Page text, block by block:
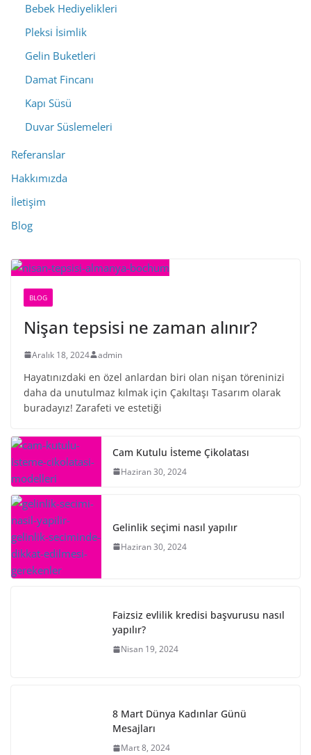
Bebek Hediyelikleri
Pleksi İsimlik
Gelin Buketleri
Damat Fincanı
Kapı Süsü
Duvar Süslemeleri
Referanslar
Hakkımızda
İletişim
Blog
BLOG
Nişan tepsisi ne zaman alınır?
Aralık 18, 2024 admin
Hayatınızdaki en özel anlardan biri olan nişan töreninizi
daha da unutulmaz kılmak için Çakıltaşı Tasarım olarak
buradayız! Zarafeti ve estetiği
Cam Kutulu İsteme Çikolatası
Haziran 30, 2024
Gelinlik seçimi nasıl yapılır
Haziran 30, 2024
Faizsiz evlilik kredisi başvurusu nasıl
yapılır?
Nisan 19, 2024
8 Mart Dünya Kadınlar Günü
Mesajları
Mart 8, 2024